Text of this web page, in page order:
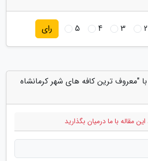
2
3
4
5 رای
"معروف ترین کافه های شهر کرمانشاه
مقاله با ما درمیان بگذارید